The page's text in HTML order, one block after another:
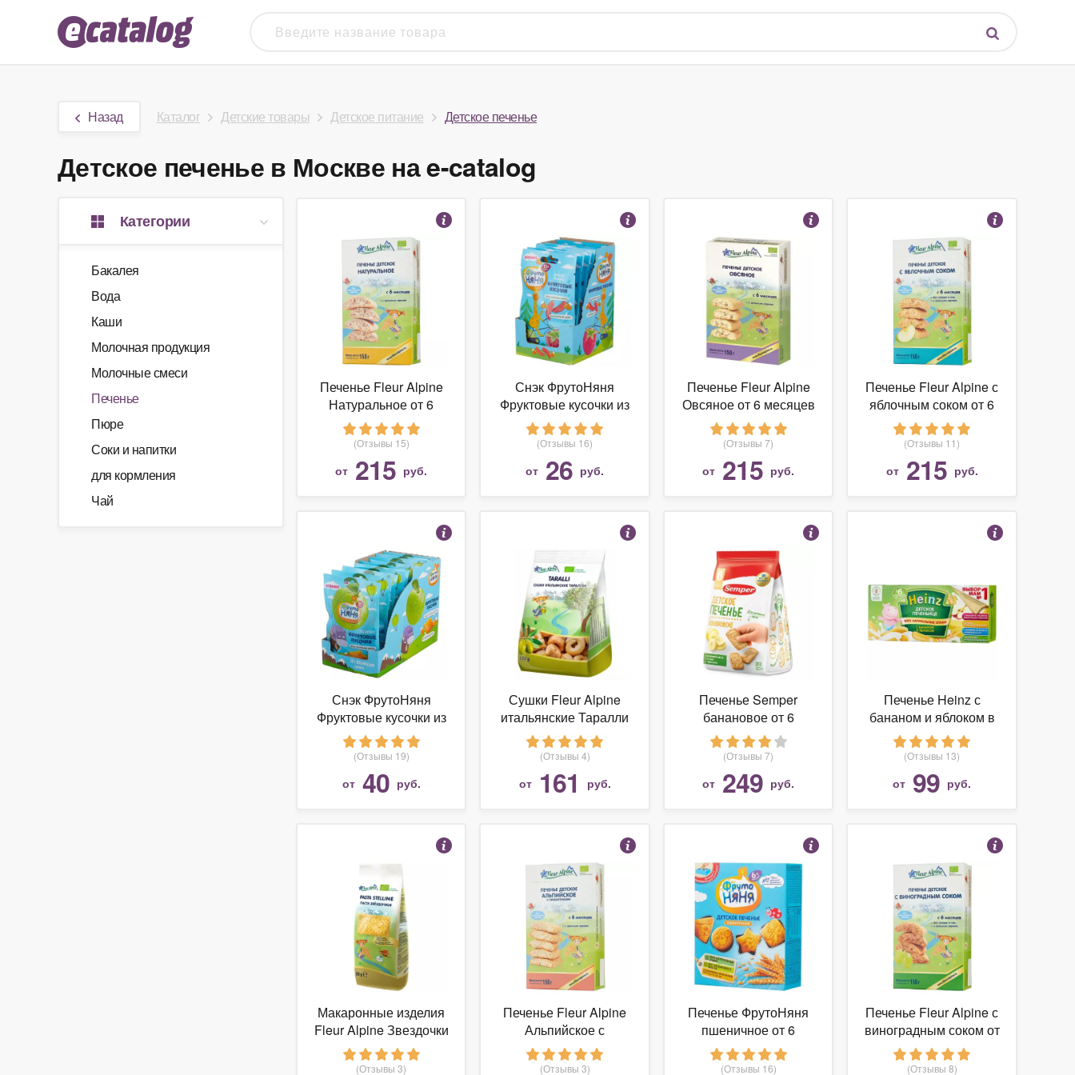
Назад Каталог Детские товары Детское питание Детское печенье
Детское печенье в Москве на e-catalog
Категории
Бакалея
Вода
Каши
Молочная продукция
Молочные смеси
Печенье
Пюре
Соки и напитки
для кормления
Чай
Печенье Fleur Alpine
Натуральное от 6
месяцев
(Отзывы 15)
от 215 руб.
Снэк ФрутоНяня
Фруктовые кусочки из
яблок и малины от 1
года
(Отзывы 16)
от 26 руб.
Печенье Fleur Alpine
Овсяное от 6 месяцев
(Отзывы 7)
от 215 руб.
Печенье Fleur Alpine с
яблочным соком от 6
месяцев
(Отзывы 11)
от 215 руб.
Снэк ФрутоНяня
Фруктовые кусочки из
яблок от 1 года
(Отзывы 19)
от 40 руб.
Сушки Fleur Alpine
итальянские Таралли
от 1 года
(Отзывы 4)
от 161 руб.
Печенье Semper
банановое от 6
месяцев
(Отзывы 7)
от 249 руб.
Печенье Heinz с
бананом и яблоком в
коробке от 6 месяцев
(Отзывы 13)
от 99 руб.
Макаронные изделия
Fleur Alpine Звездочки
(с 3-х лет)
(Отзывы 3)
Печенье Fleur Alpine
Альпийское с
пребиотиками от 6
месяцев
(Отзывы 3)
Печенье ФрутоНяня
пшеничное от 6
месяцев
(Отзывы 16)
Печенье Fleur Alpine с
виноградным соком от
6 месяцев
(Отзывы 8)